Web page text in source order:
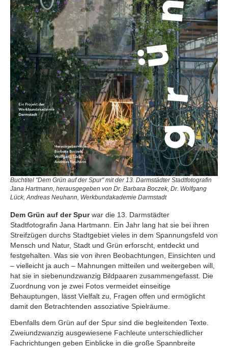
Buchtitel "Dem Grün auf der Spur" mit der 13. Darmstädter Stadtfotografin
Jana Hartmann, herausgegeben von Dr. Barbara Boczek, Dr. Wolfgang
Lück, Andreas Neuhann, Werkbundakademie Darmstadt
Dem Grün auf der Spurwar die 13. Darmstädter
Stadtfotografin Jana Hartmann. Ein Jahr lang hat sie bei ihren
Streifzügen durchs Stadtgebiet vieles in dem Spannungsfeld von
Mensch und Natur, Stadt und Grün erforscht, entdeckt und
festgehalten. Was sie von ihren Beobachtungen, Einsichten und
– vielleicht ja auch – Mahnungen mitteilen und weitergeben will,
hat sie in siebenundzwanzig Bildpaaren zusammengefasst. Die
Zuordnung von je zwei Fotos vermeidet einseitige
Behauptungen, lässt Vielfalt zu, Fragen offen und ermöglicht
damit den Betrachtenden assoziative Spielräume.
Ebenfalls dem Grün auf der Spur sind die begleitenden Texte.
Zweiundzwanzig ausgewiesene Fachleute unterschiedlicher
Fachrichtungen geben Einblicke in die große Spannbreite